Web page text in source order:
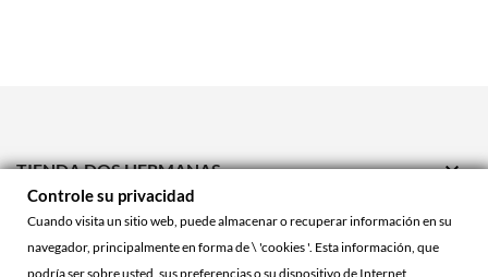
TIENDA DOS HERMANAS 
TIENDA ONLINE 
ACCOUNT
Controle su privacidad
Cuando visita un sitio web, puede almacenar o recuperar información en su
navegador, principalmente en forma de \ 'cookies '. Esta información, que
podría ser sobre usted, sus preferencias o su dispositivo de Internet